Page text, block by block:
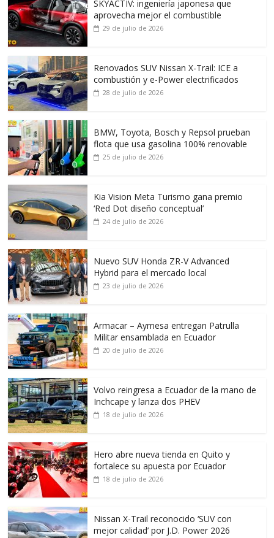
SKYACTIV: ingeniería japonesa que
aprovecha mejor el combustible
29 de julio de 2026
Renovados SUV Nissan X-Trail: ICE a
combustión y e-Power electrificados
28 de julio de 2026
BMW, Toyota, Bosch y Repsol prueban
flota que usa gasolina 100% renovable
25 de julio de 2026
Kia Vision Meta Turismo gana premio
‘Red Dot diseño conceptual’
24 de julio de 2026
Nuevo SUV Honda ZR-V Advanced
Hybrid para el mercado local
23 de julio de 2026
Armacar – Aymesa entregan Patrulla
Militar ensamblada en Ecuador
20 de julio de 2026
Volvo reingresa a Ecuador de la mano de
Inchcape y lanza dos PHEV
18 de julio de 2026
Hero abre nueva tienda en Quito y
fortalece su apuesta por Ecuador
18 de julio de 2026
Nissan X-Trail reconocido ‘SUV con
mejor calidad’ por J.D. Power 2026